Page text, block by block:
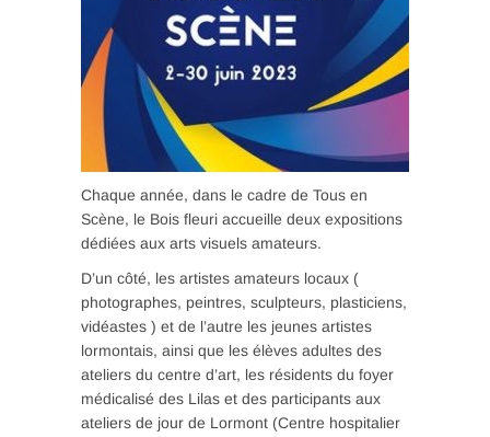
Chaque année, dans le cadre de Tous en
Scène, le Bois fleuri accueille deux expositions
dédiées aux arts visuels amateurs.
D’un côté, les artistes amateurs locaux (
photographes, peintres, sculpteurs, plasticiens,
vidéastes ) et de l’autre les jeunes artistes
lormontais, ainsi que les élèves adultes des
ateliers du centre d’art, les résidents du foyer
médicalisé des Lilas et des participants aux
ateliers de jour de Lormont (Centre hospitalier